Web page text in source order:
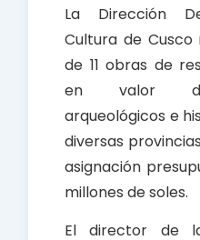
La Dirección
Cultura de Cusco
de 11 obras de
en valor de
arqueológicos e
diversas
asignación
millones de soles.
El director de